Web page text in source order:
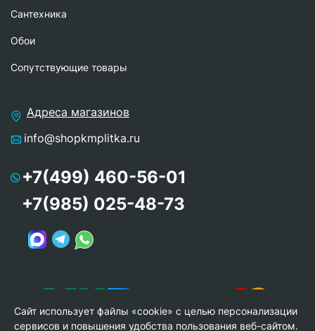
Сантехника
Обои
Сопутствующие товары
Адреса магазинов
info@shopkmplitka.ru
+7(499) 460-56-01
+7(985) 025-48-73
Сайт использует файлы «cookie» с целью персонализации
сервисов и повышения удобства пользования веб-сайтом.